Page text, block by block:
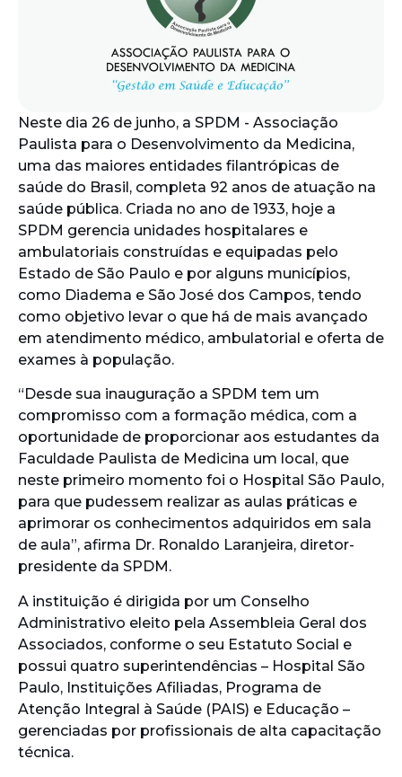
Neste dia 26 de junho, a SPDM - Associação
Paulista para o Desenvolvimento da Medicina,
uma das maiores entidades filantrópicas de
saúde do Brasil, completa 92 anos de atuação na
saúde pública. Criada no ano de 1933, hoje a
SPDM gerencia unidades hospitalares e
ambulatoriais construídas e equipadas pelo
Estado de São Paulo e por alguns municípios,
como Diadema e São José dos Campos, tendo
como objetivo levar o que há de mais avançado
em atendimento médico, ambulatorial e oferta de
exames à população.
“Desde sua inauguração a SPDM tem um
compromisso com a formação médica, com a
oportunidade de proporcionar aos estudantes da
Faculdade Paulista de Medicina um local, que
neste primeiro momento foi o Hospital São Paulo,
para que pudessem realizar as aulas práticas e
aprimorar os conhecimentos adquiridos em sala
de aula”, afirma Dr. Ronaldo Laranjeira, diretor-
presidente da SPDM.
A instituição é dirigida por um Conselho
Administrativo eleito pela Assembleia Geral dos
Associados, conforme o seu Estatuto Social e
possui quatro superintendências – Hospital São
Paulo, Instituições Afiliadas, Programa de
Atenção Integral à Saúde (PAIS) e Educação –
gerenciadas por profissionais de alta capacitação
técnica.